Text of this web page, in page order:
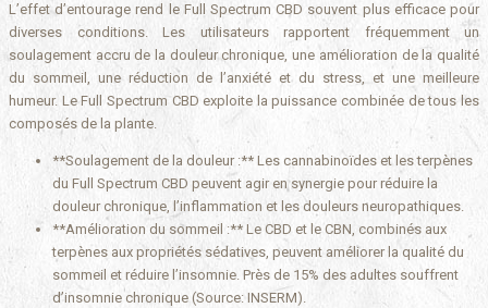
L’effet d’entourage rend le Full Spectrum CBD souvent plus efficace pour
diverses conditions. Les utilisateurs rapportent fréquemment un
soulagement accru de la douleur chronique, une amélioration de la qualité
du sommeil, une réduction de l’anxiété et du stress, et une meilleure
humeur. Le Full Spectrum CBD exploite la puissance combinée de tous les
composés de la plante.
**Soulagement de la douleur :** Les cannabinoïdes et les terpènes
du Full Spectrum CBD peuvent agir en synergie pour réduire la
douleur chronique, l’inflammation et les douleurs neuropathiques.
**Amélioration du sommeil :** Le CBD et le CBN, combinés aux
terpènes aux propriétés sédatives, peuvent améliorer la qualité du
sommeil et réduire l’insomnie. Près de 15% des adultes souffrent
d’insomnie chronique (Source: INSERM).